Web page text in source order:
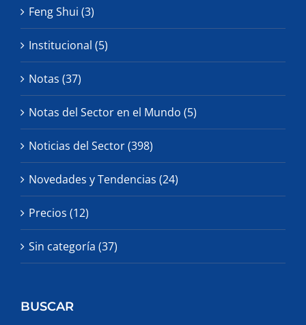
Feng Shui (3)
Institucional (5)
Notas (37)
Notas del Sector en el Mundo (5)
Noticias del Sector (398)
Novedades y Tendencias (24)
Precios (12)
Sin categoría (37)
BUSCAR